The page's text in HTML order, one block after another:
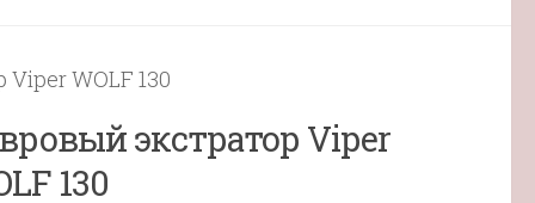
WOLF 130
экстратор Viper
130